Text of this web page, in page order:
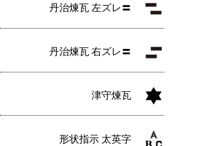
丹治煉瓦 左ズレ〓
丹治煉瓦 右ズレ〓
津守煉瓦
形状指示 太英字